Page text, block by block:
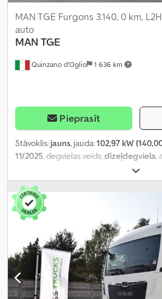
Quinzano d'Oglio 1 636 km
MAN TGE Furgons 3.140, 0 km,
auto
MAN TGE
Pieprasīt
Stāvoklis: jauns, jauda:102,97 kW
11/2025, degvielas veids:dīzeļdegviela,
Euro 6,
centrālā atslēga, gaisa